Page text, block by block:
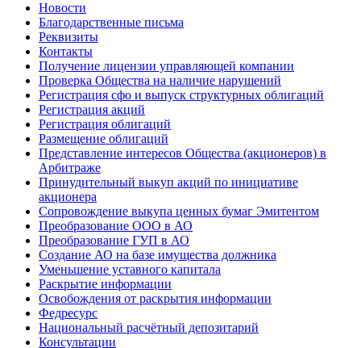
Новости
Благодарственные письма
Реквизиты
Контакты
Получение лицензии управляющей компании
Проверка Общества на наличие нарушений
Регистрация сфо и выпуск структурных облигаций
Регистрация акций
Регистрация облигаций
Размещение облигаций
Представление интересов Общества (акционеров) в
Арбитраже
Принудительный выкуп акций по инициативе
акционера
Сопровождение выкупа ценных бумаг Эмитентом
Преобразование ООО в АО
Преобразование ГУП в АО
Создание АО на базе имущества должника
Уменьшение уставного капитала
Раскрытие информации
Освобождения от раскрытия информации
Федресурс
Национальный расчётный депозитарий
Консультации